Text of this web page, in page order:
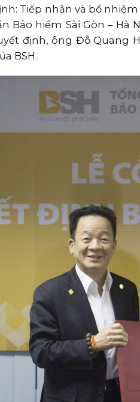
Tiếp nhận và bổ
Bảo hiểm Sài Gòn – Hà
định, ông Đỗ Quang
BSH.